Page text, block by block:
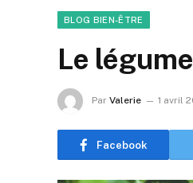
BLOG BIEN-ÊTRE
Le
Par Valerie 1 avril
Facebook